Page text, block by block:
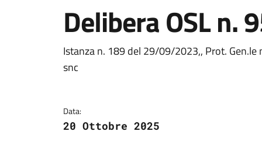
Delibera OSL
Dettagli del
Istanza n. 189 del 29/09/2023,, Prot.
snc
Data:
20 Ottobre 2025